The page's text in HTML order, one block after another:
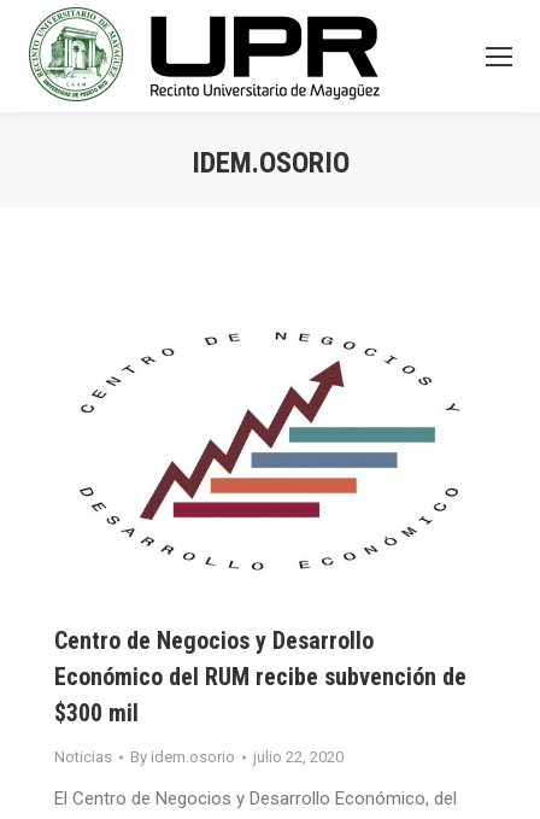
IDEM.OSORIO
Centro de Negocios y Desarrollo
Económico del RUM recibe subvención de
$300 mil
Noticias By idem.osorio julio 22, 2020
El Centro de Negocios y Desarrollo Económico, del